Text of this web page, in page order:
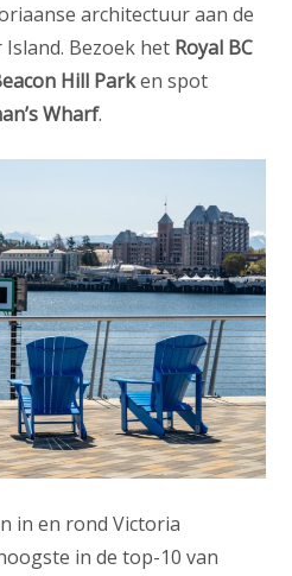
architectuur aan de
Bezoek het Royal BC
Hill Parken spot
Wharf.
in en rond Victoria
in de top-10 van